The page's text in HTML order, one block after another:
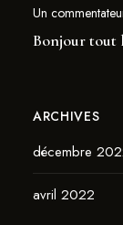
Un
Bonjour tout
ARCHIVES
décembre
avril 2022